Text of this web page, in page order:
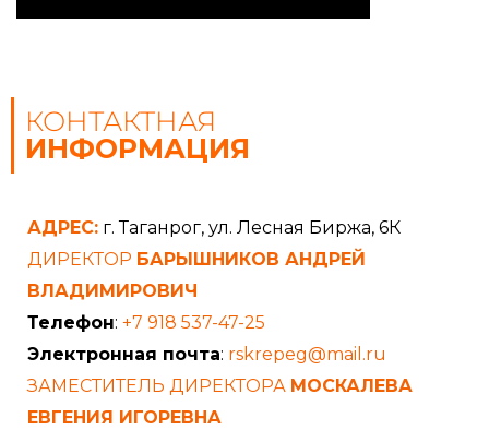
КОНТАКТНАЯ
ИНФОРМАЦИЯ
АДРЕС: г. Таганрог, ул. Лесная Биржа, 6К
ДИРЕКТОР БАРЫШНИКОВ АНДРЕЙ
ВЛАДИМИРОВИЧ
Телефон: +7 918 537-47-25
Электронная почта: rskrepeg@mail.ru
ЗАМЕСТИТЕЛЬ ДИРЕКТОРА МОСКАЛЕВА
ЕВГЕНИЯ ИГОРЕВНА